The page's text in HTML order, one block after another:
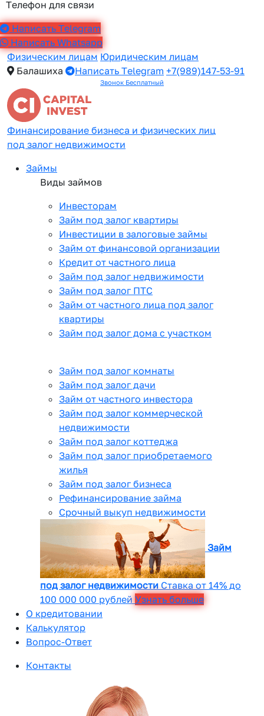
Телефон для связи
Написать Telegram
Написать Whatsapp
Физическим лицам Юридическим лицам
Балашиха
Написать Telegram +7(989)147-53-91
Звонок Бесплатный
Финансирование бизнеса и физических лиц
под залог недвижимости
Займы
Виды займов
Инвесторам
Займ под залог квартиры
Инвестиции в залоговые займы
Займ от финансовой организации
Кредит от частного лица
Займ под залог недвижимости
Займ под залог ПТС
Займ от частного лица под залог
квартиры
Займ под залог дома с участком
Займ под залог комнаты
Займ под залог дачи
Займ от частного инвестора
Займ под залог коммерческой
недвижимости
Займ под залог коттеджа
Займ под залог приобретаемого
жилья
Займ под залог бизнеса
Рефинансирование займа
Срочный выкуп недвижимости
Займ
под залог недвижимости Ставка от 14% до
100 000 000 рублей Узнать больше
О кредитовании
Калькулятор
Вопрос-Ответ
Контакты